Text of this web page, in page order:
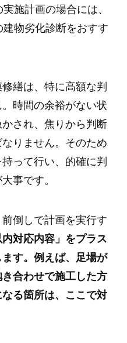
施計画の場合には、
物劣化診断をおすす
繕は、特に高額な判
時間の余裕がない状
され、焦りから判断
りません。そのため
って行い、的確に判
事です。
倒しで計画を実行す
対応内容」をプラス
す。例えば、足場が
合わせで施工した方
る箇所は、ここで対